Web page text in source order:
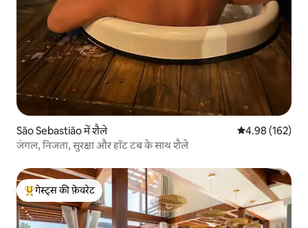
São Sebastião में शैले औसत रेटिंग 5 में से
4.98 (162)
जंगल, निजता, सुरक्षा और हॉट टब के साथ शैले
गेस्ट्स का टॉप फ़ेवरेट
गेस्ट्स की फ़ेवरेट